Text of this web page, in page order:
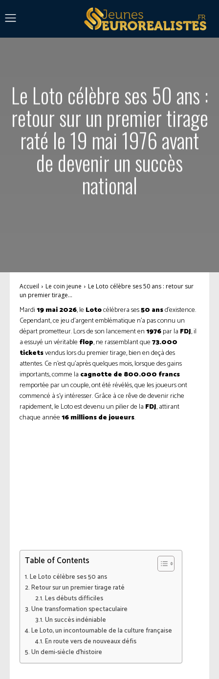
Le Loto célèbre ses 50 ans :
retour sur un premier tirage
raté le 19 mai 1976 avant
de devenir un succès
national
Accueil Le coin jeune
Le Loto célèbre ses 50 ans : retour sur
un premier tirage...
Mardi19 mai 2026, le Lotocélébrera ses50 ansd’existence.
Cependant, ce jeu d’argent emblématique n’a pas connu un
départ prometteur. Lors de son lancement en1976par la FDJ, il
a essuyé un véritable flop, ne rassemblant que73.000
ticketsvendus lors du premier tirage, bien en deçà des
attentes. Ce n’est qu’après quelques mois, lorsque des gains
importants, comme la cagnotte de 800.000 francs
remportée par un couple, ont été révélés, que les joueurs ont
commencé à s’y intéresser. Grâce à ce rêve de devenir riche
rapidement, le Loto est devenu un pilier de la FDJ, attirant
chaque année16 millions de joueurs.
Table of Contents
Le Loto célèbre ses 50 ans
Retour sur un premier tirage raté
Les débuts difficiles
Une transformation spectaculaire
Un succès indéniable
Le Loto, un incontournable de la culture française
En route vers de nouveaux défis
Un demi-siècle d’histoire